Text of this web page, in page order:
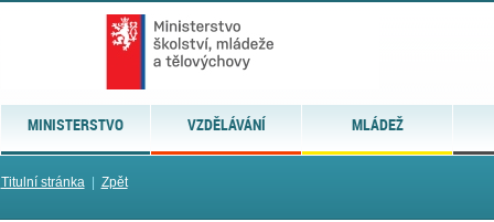
MINISTERSTVO VZDĚLÁVÁNÍ MLÁDEŽ
Titulní stránka| Zpět